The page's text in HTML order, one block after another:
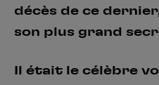
décès de ce
son plus grand
Il était le célèbre